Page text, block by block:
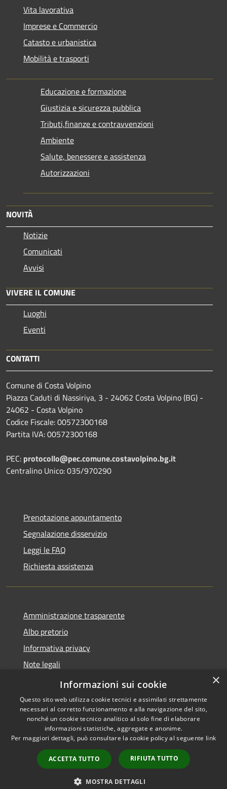
Vita lavorativa
Imprese e Commercio
Catasto e urbanistica
Mobilità e trasporti
Educazione e formazione
Giustizia e sicurezza pubblica
Tributi,finanze e contravvenzioni
Ambiente
Salute, benessere e assistenza
Autorizzazioni
NOVITÀ
Notizie
Comunicati
Avvisi
VIVERE IL COMUNE
Luoghi
Eventi
CONTATTI
Comune di Costa Volpino
Piazza Caduti di Nassiriya, 3 - 24062 Costa Volpino (BG) -
24062 - Costa Volpino
Codice Fiscale: 00572300168
Partita IVA: 00572300168
PEC: protocollo@pec.comune.costavolpino.bg.it
Centralino Unico: 035/970290
Prenotazione appuntamento
Segnalazione disservizio
Leggi le FAQ
Richiesta assistenza
Amministrazione trasparente
Albo pretorio
Informativa privacy
Note legali
Dichiarazione di accessibilità
Accessibilità
Copyright © 2026 • Comune di
Costa Volpino • Powered by
Municipium•
Accesso
redazione
×
Informazioni sui cookie
Questo sito web utilizza cookie tecnici e assimilati strettamente
necessari al corretto funzionamento e alla navigazione del sito,
nonché un cookie tecnico analitico al solo fine di elaborare
informazioni statistiche, aggregate e anonime.
Per maggiori dettagli, può consultare la cookie policy al seguente link
ACCETTA TUTTO RIFIUTA TUTTO
MOSTRA DETTAGLI